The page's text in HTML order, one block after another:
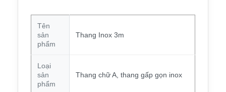
Tên
sản
phẩm
Thang Inox 3m
Loại
sản
phẩm
Thang chữ A, thang gấp gọn inox